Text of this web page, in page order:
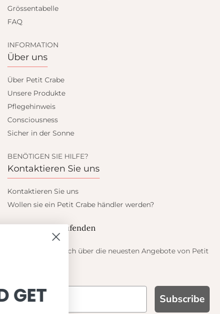
Grössentabelle
FAQ
INFORMATION
Über uns
Über Petit Crabe
Unsere Produkte
Pflegehinweis
Consciousness
Sicher in der Sonne
BENÖTIGEN SIE HILFE?
Kontaktieren Sie uns
Kontaktieren Sie uns
Wollen sie ein Petit Crabe händler werden?
Blieb auf dem laufenden
Informieren Sie sich über die neuesten Angebote von Petit
Subscribe
SIGN UP AND GET